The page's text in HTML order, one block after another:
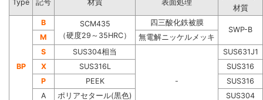
Type 記号 材質 表面処理
材質
BP
B
SCM435
（硬度29～35HRC）
四三酸化鉄被膜
SWP-B
M
無電解ニッケルメッキ
S
SUS304相当
-
SUS631J1
X
SUS316L
SUS316
P
PEEK
SUS316
A
ポリアセタール(黒色)
SUS304